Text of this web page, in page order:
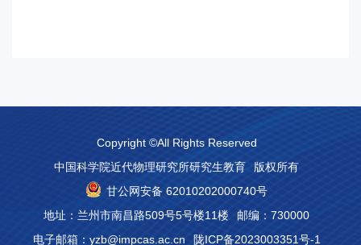
Copyright ©All Rights Reserved
中国科学院近代物理研究所研究生教育
版权所有
甘公网安备 62010202000740号
地址：兰州市南昌路509号5号楼11楼
邮编：730000
电子邮箱：yzb@impcas.ac.cn
陇ICP备2023003351号-1